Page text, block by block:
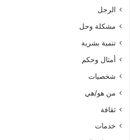
الرجل
مشكلة وحل
تنمية بشرية
أمثال وحكم
شخصيات
من هو/هي
ثقافة
خدمات